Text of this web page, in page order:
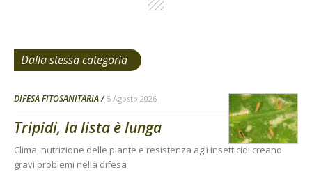
Dalla stessa categoria
DIFESA FITOSANITARIA 5 Agosto 2026
Tripidi, la lista è lunga
Clima, nutrizione delle piante e resistenza agli insetticidi creano
gravi problemi nella difesa